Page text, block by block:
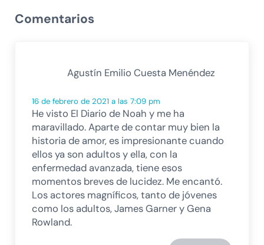
Comentarios
Agustín Emilio Cuesta Menéndez
16 de febrero de 2021 a las 7:09 pm
He visto El Diario de Noah y me ha
maravillado. Aparte de contar muy bien la
historia de amor, es impresionante cuando
ellos ya son adultos y ella, con la
enfermedad avanzada, tiene esos
momentos breves de lucidez. Me encantó.
Los actores magníficos, tanto de jóvenes
como los adultos, James Garner y Gena
Rowland.